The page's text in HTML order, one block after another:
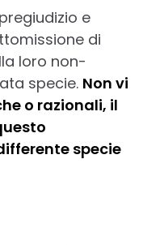
e
di
loro non-
specie. Non vi
o razionali, il
specie